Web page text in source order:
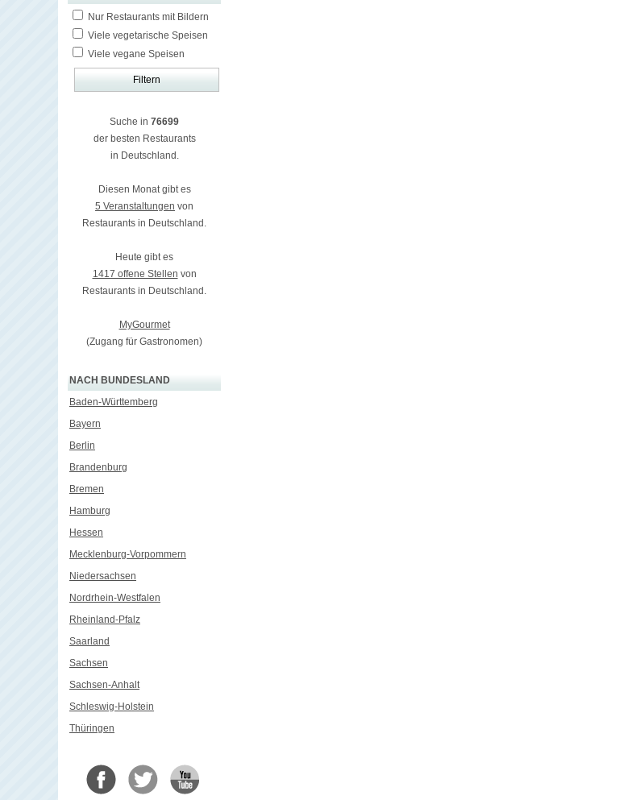
Nur Restaurants mit Bildern
Viele vegetarische Speisen
Viele vegane Speisen
Suche in 76699
der besten Restaurants
in Deutschland.
Diesen Monat gibt es
5 Veranstaltungen von
Restaurants in Deutschland.
Heute gibt es
1417 offene Stellen von
Restaurants in Deutschland.
MyGourmet
(Zugang für Gastronomen)
NACH BUNDESLAND
Baden-Württemberg
Bayern
Berlin
Brandenburg
Bremen
Hamburg
Hessen
Mecklenburg-Vorpommern
Niedersachsen
Nordrhein-Westfalen
Rheinland-Pfalz
Saarland
Sachsen
Sachsen-Anhalt
Schleswig-Holstein
Thüringen